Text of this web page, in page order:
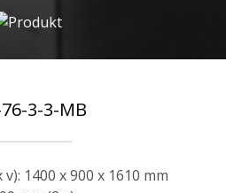
76-3-3-MB
1400 x 900 x 1610 mm